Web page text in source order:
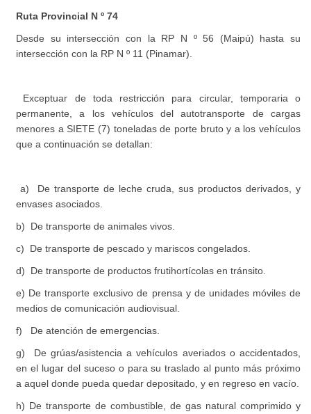
Ruta Provincial N º 74
Desde su intersección con la RP N º 56 (Maipú) hasta su
intersección con la RP N º 11 (Pinamar).
Exceptuar de toda restricción para circular, temporaria o
permanente, a los vehículos del autotransporte de cargas
menores a SIETE (7) toneladas de porte bruto y a los vehículos
que a continuación se detallan:
a) De transporte de leche cruda, sus productos derivados, y
envases asociados.
b) De transporte de animales vivos.
c) De transporte de pescado y mariscos congelados.
d) De transporte de productos frutihortícolas en tránsito.
e) De transporte exclusivo de prensa y de unidades móviles de
medios de comunicación audiovisual.
f) De atención de emergencias.
g) De grúas/asistencia a vehículos averiados o accidentados,
en el lugar del suceso o para su traslado al punto más próximo
a aquel donde pueda quedar depositado, y en regreso en vacío.
h) De transporte de combustible, de gas natural comprimido y